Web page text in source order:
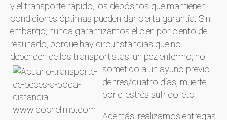
y el transporte rápido, los depósitos que mantienen
condiciones óptimas pueden dar cierta garantía. Sin
embargo, nunca garantizamos el cien por ciento del
resultado, porque hay circunstancias que no
dependen de los transportistas: un pez enfermo, no
sometido a un ayuno previo
de tres/cuatro días, muerte
por el estrés sufrido, etc.
Además, realizamos entregas